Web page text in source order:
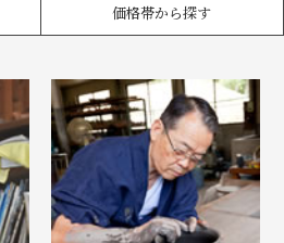
価格帯から探す